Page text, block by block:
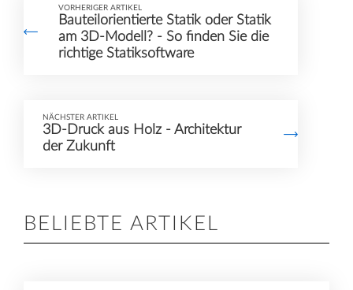
VORHERIGER ARTIKEL
Bauteilorientierte Statik oder Statik
am 3D-Modell? - So finden Sie die
richtige Statiksoftware
NÄCHSTER ARTIKEL
3D-Druck aus Holz - Architektur
der Zukunft
BELIEBTE ARTIKEL